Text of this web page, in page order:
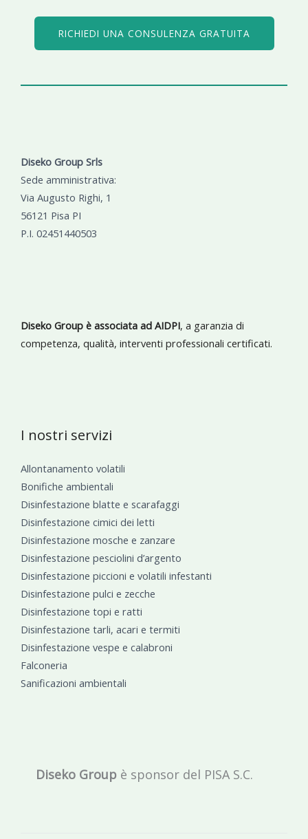
RICHIEDI UNA CONSULENZA GRATUITA
Diseko Group Srls
Sede amministrativa:
Via Augusto Righi, 1
56121 Pisa PI
P.I. 02451440503
Diseko Group è associata ad AIDPI, a garanzia di
competenza, qualità, interventi professionali certificati.
I nostri servizi
Allontanamento volatili
Bonifiche ambientali
Disinfestazione blatte e scarafaggi
Disinfestazione cimici dei letti
Disinfestazione mosche e zanzare
Disinfestazione pesciolini d’argento
Disinfestazione piccioni e volatili infestanti
Disinfestazione pulci e zecche
Disinfestazione topi e ratti
Disinfestazione tarli, acari e termiti
Disinfestazione vespe e calabroni
Falconeria
Sanificazioni ambientali
Diseko Group è sponsor del PISA S.C.